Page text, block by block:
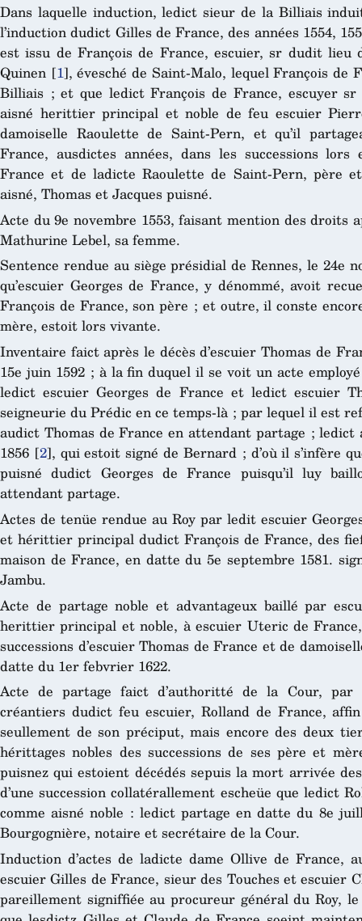
Dans laquelle induction, ledict sieur de la Billiais
l’induction dudict Gilles de France, des années 1554,
est issu de François de France, escuier, sr dudit lieu
Quinen [1], évesché de Saint-Malo, lequel François
Billiais ; et que ledict François de France, escuyer
aisné herittier principal et noble de feu escuier
damoiselle Raoulette de Saint-Pern, et qu’il
France, ausdictes années, dans les successions
France et de ladicte Raoulette de Saint-Pern, père
aisné, Thomas et Jacques puisné.
Acte du 9e novembre 1553, faisant mention des droits
Mathurine Lebel, sa femme.
Sentence rendue au siège présidial de Rennes, le 24e
qu’escuier Georges de France, y dénommé, avoit
François de France, son père ; et outre, il conste
mère, estoit lors vivante.
Inventaire faict après le décès d’escuier Thomas de
15e juin 1592 ; à la fin duquel il se voit un acte
ledict escuier Georges de France et ledict escuier
seigneurie du Prédic en ce temps-là ; par lequel il est
audict Thomas de France en attendant partage ;
1856 [2], qui estoit signé de Bernard ; d’où il s’infère
puisné dudict Georges de France puisqu’il luy
attendant partage.
Actes de tenüe rendue au Roy par ledit escuier
et hérittier principal dudict François de France, des
maison de France, en datte du 5e septembre 1581.
Jambu.
Acte de partage noble et advantageux baillé par
herittier principal et noble, à escuier Uteric de
successions d’escuier Thomas de France et de
datte du 1er febvrier 1622.
Acte de partage faict d’authoritté de la Cour, par
créantiers dudict feu escuier, Rolland de France,
seullement de son préciput, mais encore des deux
hérittages nobles des successions de ses père et
puisnez qui estoient décédés sepuis la mort arrivée
d’une succession collatérallement escheüe que ledict
comme aisné noble : ledict partage en datte du 8e
Bourgognière, notaire et secrétaire de la Cour.
Induction d’actes de ladicte dame Ollive de France,
escuier Gilles de France, sieur des Touches et escuier
pareillement signiffiée au procureur général du Roy,